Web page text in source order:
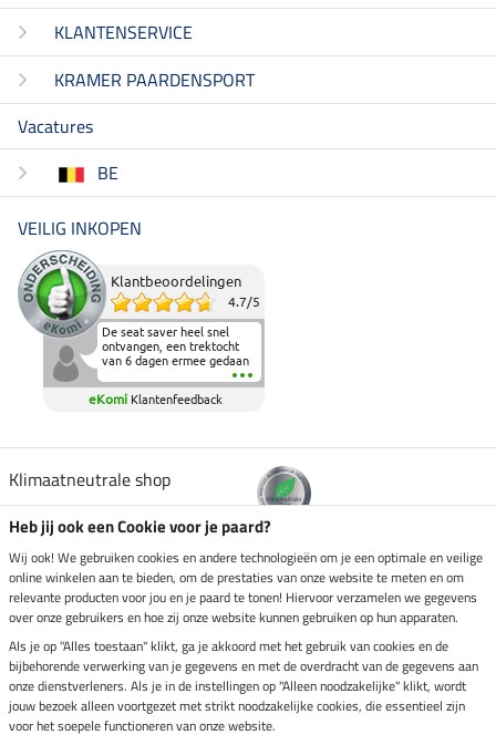
KLANTENSERVICE
KRAMER PAARDENSPORT
Vacatures
BE
VEILIG INKOPEN
Klantbeoordelingen
4.7/5
De seat saver heel snel
ontvangen, een trektocht
van 6 dagen ermee gedaan
en deze heeft de beproeving
fantastisch doorstaan.
Heerlijk zacht om op te
elkaar in het zadel.
eKomi Klantenfeedback
Klimaatneutrale shop
Verzending per
Veilig betalen met
Impressum
Heb jij ook een Cookie voor je paard?
Wij ook! We gebruiken cookies en andere technologieën om je een optimale en veilige
online winkelen aan te bieden, om de prestaties van onze website te meten en om
relevante producten voor jou en je paard te tonen! Hiervoor verzamelen we gegevens
over onze gebruikers en hoe zij onze website kunnen gebruiken op hun apparaten.
Als je op "Alles toestaan" klikt, ga je akkoord met het gebruik van cookies en de
bijbehorende verwerking van je gegevens en met de overdracht van de gegevens aan
onze dienstverleners. Als je in de instellingen op "Alleen noodzakelijke" klikt, wordt
jouw bezoek alleen voortgezet met strikt noodzakelijke cookies, die essentieel zijn
voor het soepele functioneren van onze website.